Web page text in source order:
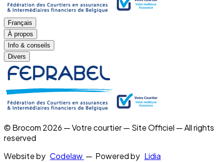
Français
À propos
Info & conseils
Divers
© Brocom 2026 — Votre courtier — Site Officiel — All rights
reserved
Website by Codelaw — Powered by Lidia